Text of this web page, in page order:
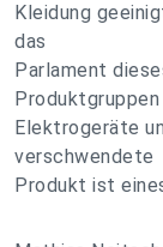
Kleidung
das
Parlament
Produktgruppen
Elektrogeräte
verschwendete
Produkt ist